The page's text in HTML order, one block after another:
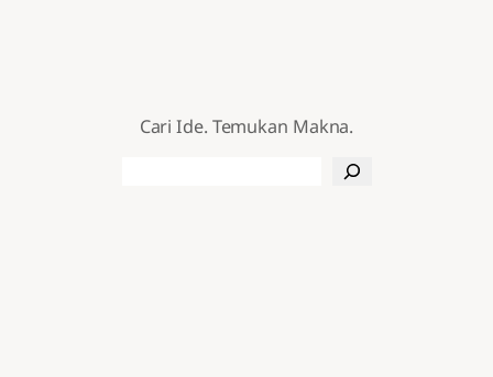
Cari Ide. Temukan Makna.